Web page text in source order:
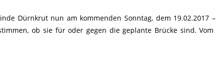
Dürnkrut nun am kommenden Sonntag, dem 19.02.2017
ob sie für oder gegen die geplante Brücke sind. Vom